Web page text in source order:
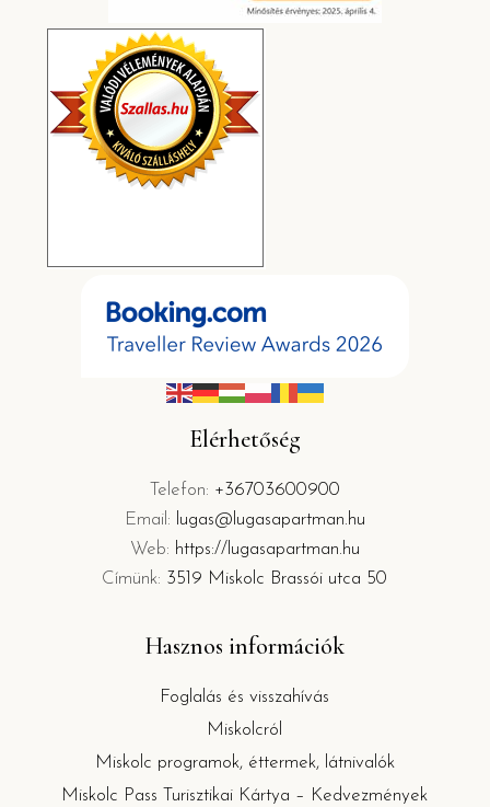
Elérhetőség
Telefon: +36703600900
Email: lugas@lugasapartman.hu
Web: https://lugasapartman.hu
Címünk: 3519 Miskolc Brassói utca 50
Hasznos információk
Foglalás és visszahívás
Miskolcról
Miskolc programok, éttermek, látnivalók
Miskolc Pass Turisztikai Kártya – Kedvezmények